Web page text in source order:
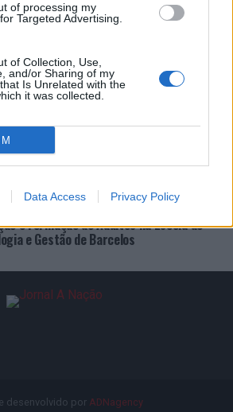
of processing my
Targeted Advertising.
of Collection, Use,
and/or Sharing of my
Is Unrelated with the
it was collected.
Data Access Privacy Policy
RECENTES
DESTAQUE VIDEOS
1 dia atrás
acolhe festival de kitesurf
de Cascais finalistas em
europeia
2 dias atrás
celebra a conclusão de mais um Curso de
e Formação de Adultos na Escola de
e Gestão de Barcelos
desenvolvido por ADNagency